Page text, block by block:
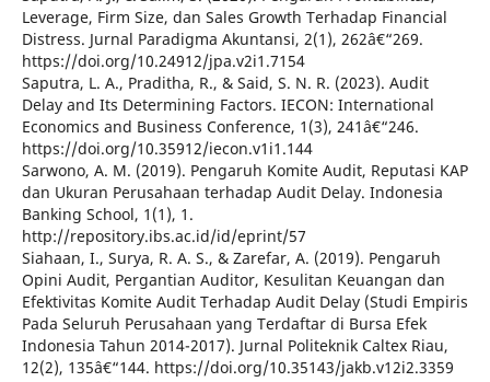
Leverage, Firm Size, dan Sales Growth Terhadap Financial
Distress. Jurnal Paradigma Akuntansi, 2(1), 262â€“269.
https://doi.org/10.24912/jpa.v2i1.7154
Saputra, L. A., Praditha, R., & Said, S. N. R. (2023). Audit
Delay and Its Determining Factors. IECON: International
Economics and Business Conference, 1(3), 241â€“246.
https://doi.org/10.35912/iecon.v1i1.144
Sarwono, A. M. (2019). Pengaruh Komite Audit, Reputasi KAP
dan Ukuran Perusahaan terhadap Audit Delay. Indonesia
Banking School, 1(1), 1.
http://repository.ibs.ac.id/id/eprint/57
Siahaan, I., Surya, R. A. S., & Zarefar, A. (2019). Pengaruh
Opini Audit, Pergantian Auditor, Kesulitan Keuangan dan
Efektivitas Komite Audit Terhadap Audit Delay (Studi Empiris
Pada Seluruh Perusahaan yang Terdaftar di Bursa Efek
Indonesia Tahun 2014-2017). Jurnal Politeknik Caltex Riau,
12(2), 135â€“144. https://doi.org/10.35143/jakb.v12i2.3359